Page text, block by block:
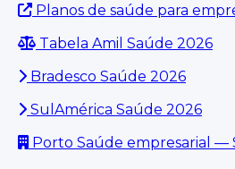
Planos de saúde para
Tabela Amil Saúde 2026
Bradesco Saúde 2026
SulAmérica Saúde 2026
Porto Saúde empresarial —